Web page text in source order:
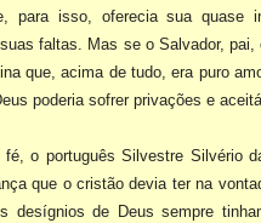
para isso, oferecia sua quase
faltas. Mas se o Salvador,
que,acima de tudo, era puro
poderia sofrer privações e
fé, o português Silvestre Silvério
que o cristãodevia ter na
desígnios de Deus sempre